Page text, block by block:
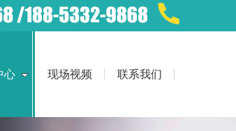
心 现场视频 联系我们